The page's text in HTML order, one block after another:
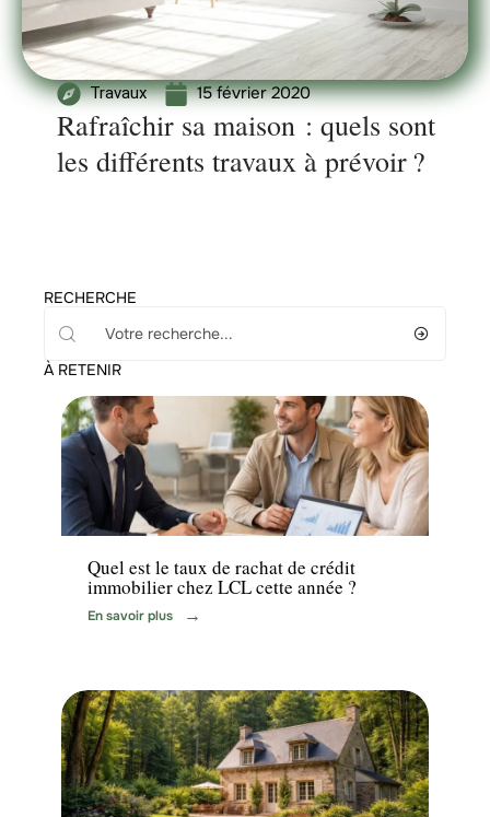
Travaux 15 février 2020
Rafraîchir sa maison : quels sont
les différents travaux à prévoir ?
RECHERCHE
À RETENIR
News
Quel est le taux de rachat de crédit
immobilier chez LCL cette année ?
En savoir plus
Immo